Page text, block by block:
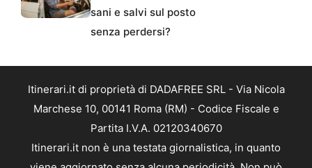
sani e salvi sul posto
senza perdersi?
Itinerari.it di proprietà di DADAFREE SRL - Via Nicola
Marchese 10, 00141 Roma (RM) - Codice Fiscale e
Partita I.V.A. 02120340670
Itinerari.it non è una testata giornalistica, in quanto